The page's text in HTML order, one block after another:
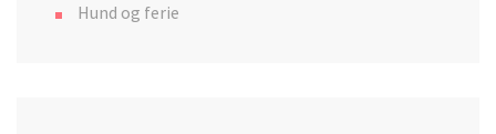
Hund og ferie